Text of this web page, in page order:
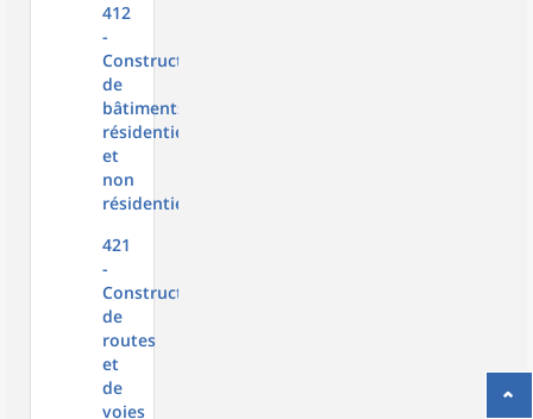
412
-
Construction
de
bâtiments
résidentiels
et
non
résidentiels
421
-
Construction
de
routes
et
de
voies